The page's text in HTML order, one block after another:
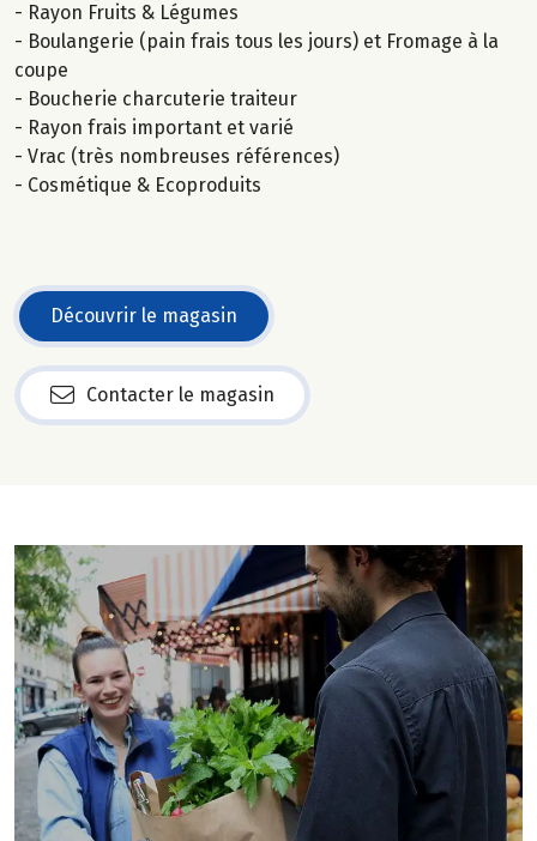
- Rayon Fruits & Légumes
- Boulangerie (pain frais tous les jours) et Fromage à la
coupe
- Boucherie charcuterie traiteur
- Rayon frais important et varié
- Vrac (très nombreuses références)
- Cosmétique & Ecoproduits
Découvrir le magasin
Contacter le magasin